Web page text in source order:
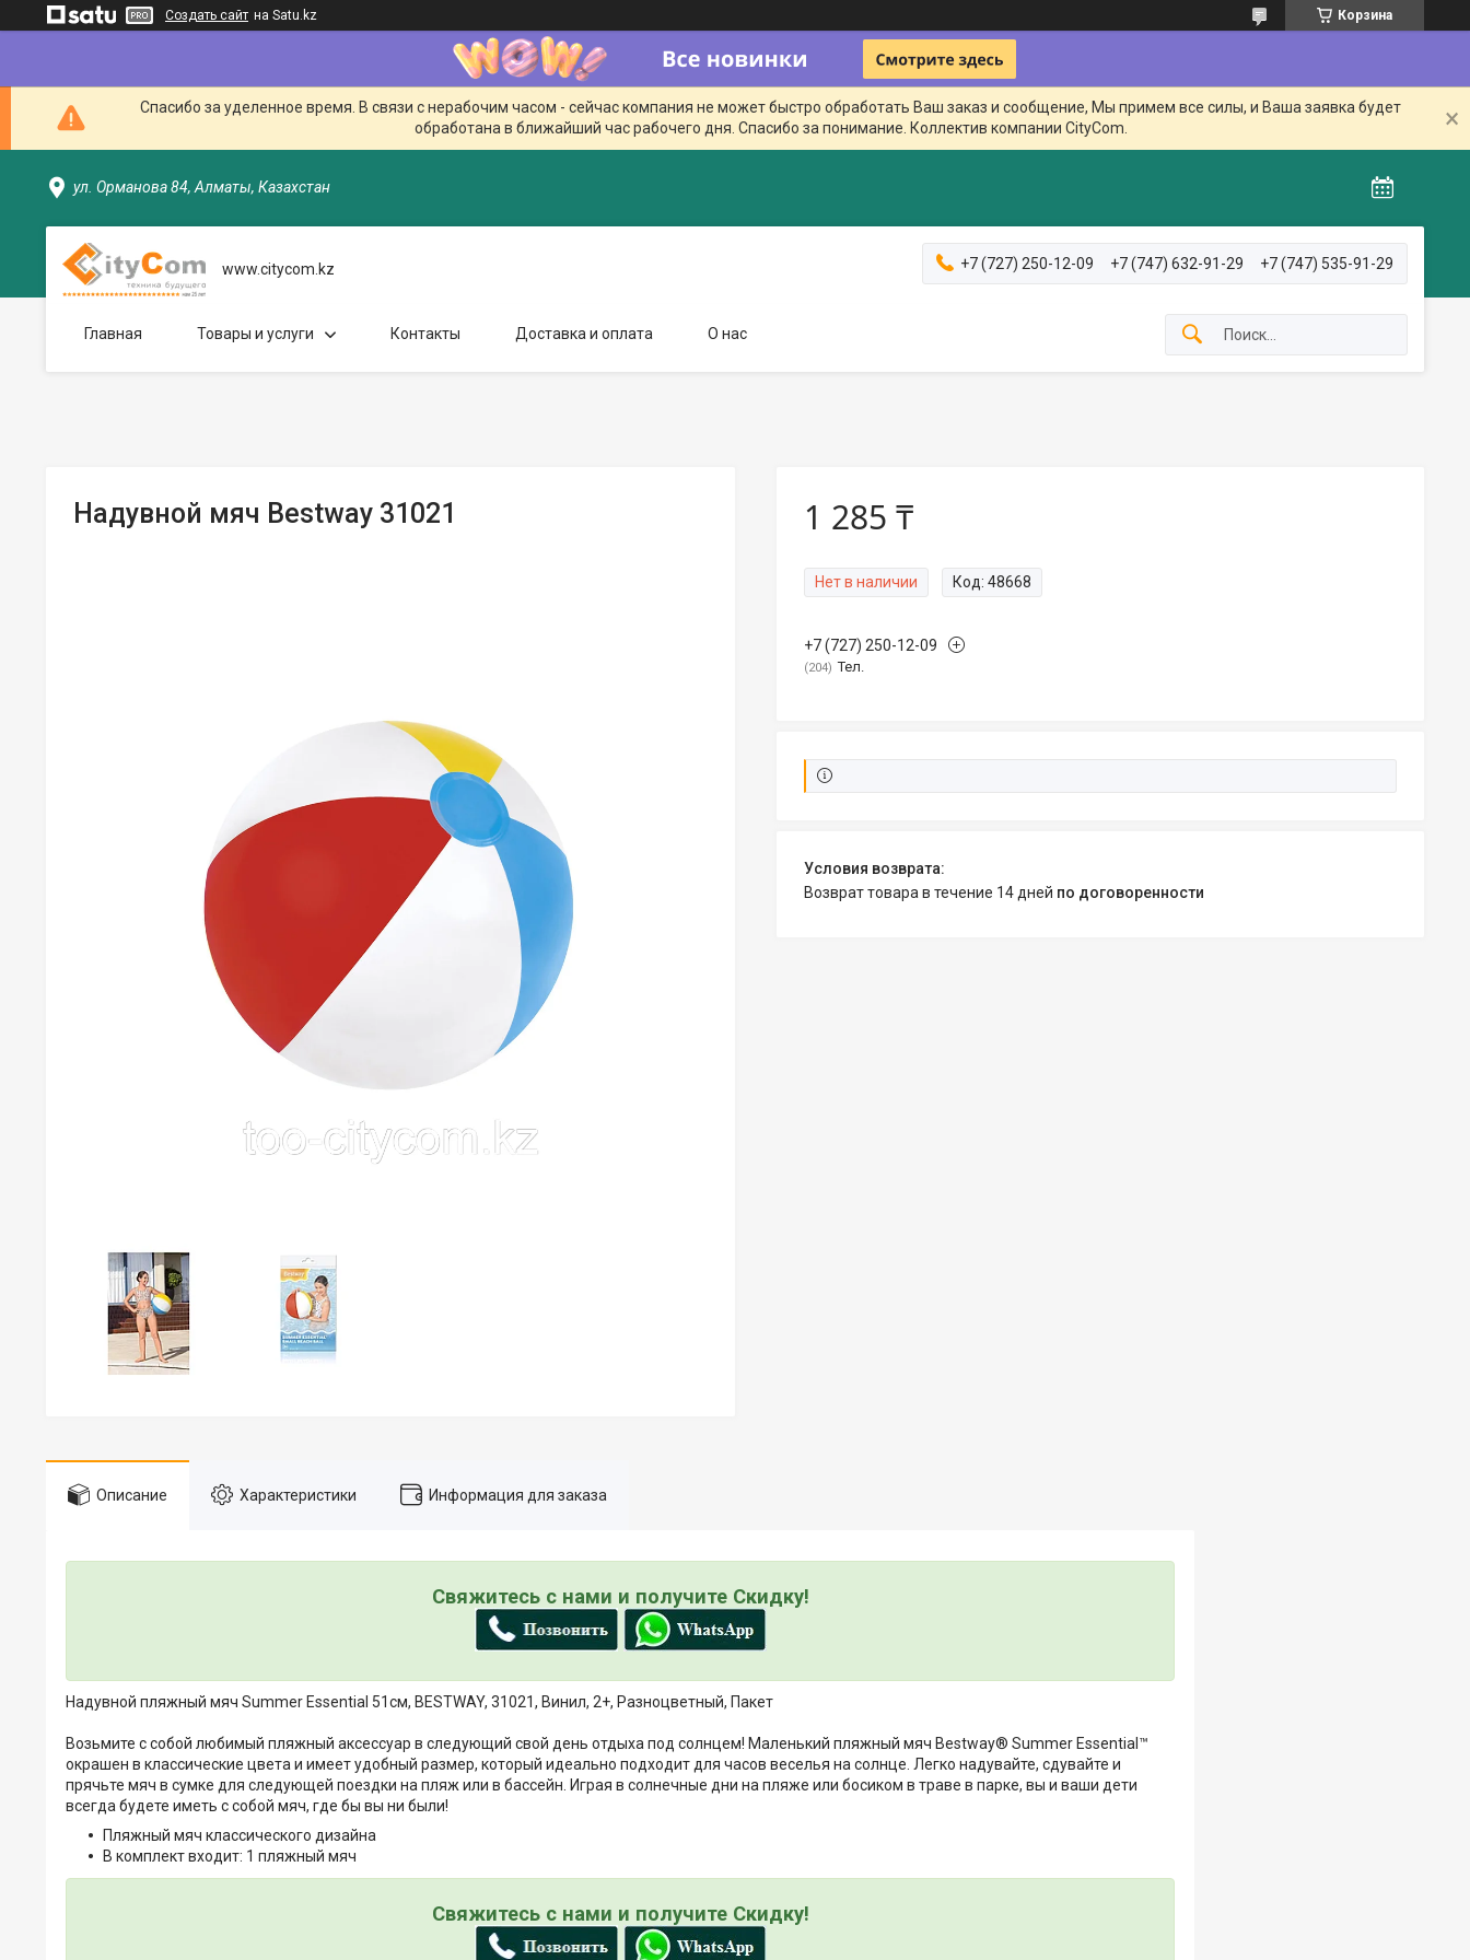
Создать сайт на Satu.kz Корзина
Спасибо за уделенное время. В связи с нерабочим часом - сейчас компания не может быстро обработать Ваш заказ и сообщение, Мы примем все силы, и Ваша заявка будет
обработана в ближайший час рабочего дня. Спасибо за понимание. Коллектив компании CityCom.
ул. Орманова 84, Алматы, Казахстан
www.citycom.kz +7 (727) 250-12-09 +7 (747) 632-91-29 +7 (747) 535-91-29
Главная Товары и услуги Контакты Доставка и оплата О нас
Надувной мяч Bestway 31021 1 285 ₸
Нет в наличии Код: 48668
+7 (727) 250-12-09
204 Тел.
возврат товара в течение 14 дней по договоренности
Описание Характеристики Информация для заказа
Свяжитесь с нами и получите Скидку!
Надувной пляжный мяч Summer Essential 51см, BESTWAY, 31021, Винил, 2+, Разноцветный, Пакет
Возьмите с собой любимый пляжный аксессуар в следующий свой день отдыха под солнцем! Маленький пляжный мяч Bestway® Summer Essential™
окрашен в классические цвета и имеет удобный размер, который идеально подходит для часов веселья на солнце. Легко надувайте, сдувайте и
прячьте мяч в сумке для следующей поездки на пляж или в бассейн. Играя в солнечные дни на пляже или босиком в траве в парке, вы и ваши дети
всегда будете иметь с собой мяч, где бы вы ни были!
Пляжный мяч классического дизайна
В комплект входит: 1 пляжный мяч
Свяжитесь с нами и получите Скидку!